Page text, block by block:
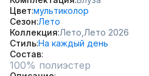
Цвет мультиколор
Сезон Лето
Коллекция Лето, Лето 2026
СтильНа каждый день
Состав
100% полиэстер